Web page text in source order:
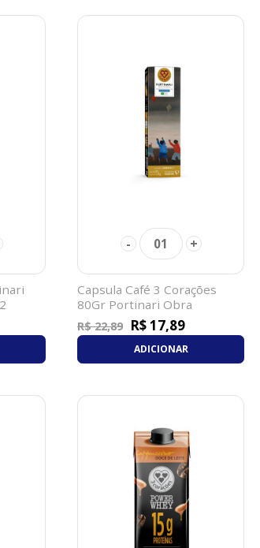
- 01 +
Capsula Café 3 Corações
80Gr Portinari Obra
Meninos
R$ 22,89 R$ 17,89
ADICIONAR